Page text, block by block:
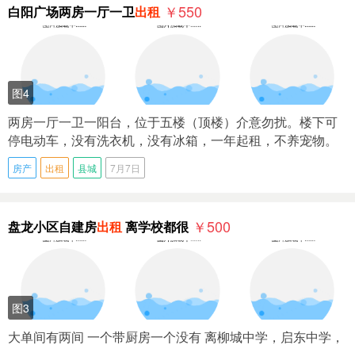
白阳广场两房一厅一卫出租 ￥550
图4
两房一厅一卫一阳台，位于五楼（顶楼）介意勿扰。楼下可
停电动车，没有洗衣机，没有冰箱，一年起租，不养宠物。
房产 出租 县城 7月7日
盘龙小区自建房出租离学校都很 ￥500
图3
大单间有两间 一个带厨房一个没有 离柳城中学，启东中学，